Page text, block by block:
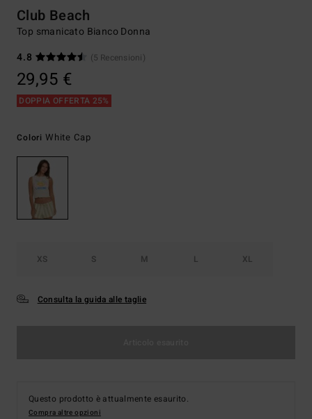
Club Beach
Top smanicato Bianco Donna
4.8
(5 Recensioni)
29,95 €
DOPPIA OFFERTA 25%
Colori White Cap
XS S M L XL
Consulta la guida alle taglie
Questo prodotto è attualmente esaurito.
Compra altre opzioni